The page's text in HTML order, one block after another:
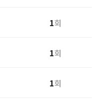
1회
1회
1회